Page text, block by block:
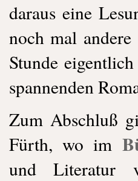
daraus eine
noch mal andere
Stunde
spannenden
Zum Abschluß
Fürth, wo im
und Literatur